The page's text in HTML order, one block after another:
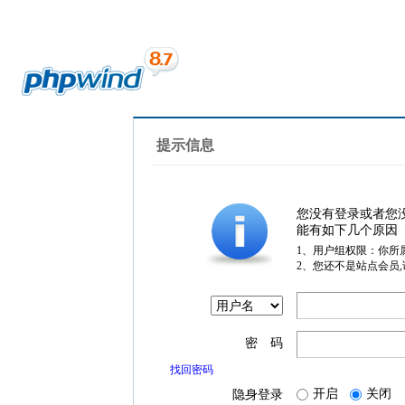
提示信息
您没有登录或者您
能有如下几个原因
1、用户组权限：你所
2、您还不是站点会员
密 码
找回密码
隐身登录 开启 关闭